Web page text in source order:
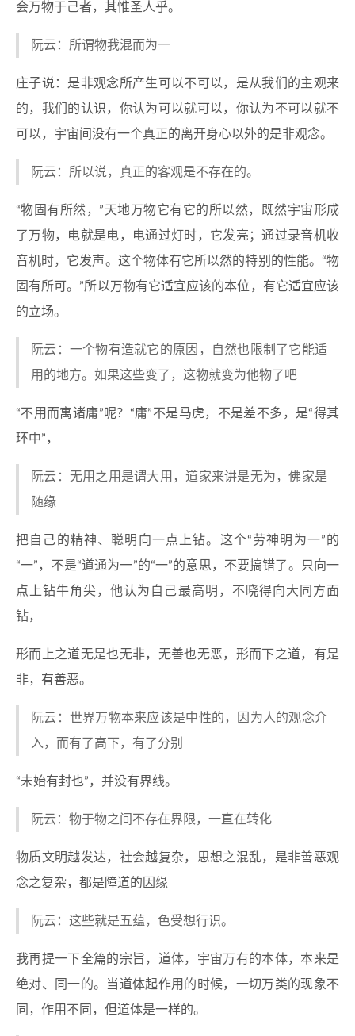
会万物于己者，其惟圣人乎。
阮云：所谓物我混而为一
庄子说：是非观念所产生可以不可以，是从我们的主观来
的，我们的认识，你认为可以就可以，你认为不可以就不
可以，宇宙间没有一个真正的离开身心以外的是非观念。
阮云：所以说，真正的客观是不存在的。
“物固有所然，”天地万物它有它的所以然，既然宇宙形成
了万物，电就是电，电通过灯时，它发亮；通过录音机收
音机时，它发声。这个物体有它所以然的特别的性能。“物
固有所可。”所以万物有它适宜应该的本位，有它适宜应该
的立场。
阮云：一个物有造就它的原因，自然也限制了它能适
用的地方。如果这些变了，这物就变为他物了吧
“不用而寓诸庸”呢？“庸”不是马虎，不是差不多，是“得其
环中”，
阮云：无用之用是谓大用，道家来讲是无为，佛家是
随缘
把自己的精神、聪明向一点上钻。这个“劳神明为一”的
“一”，不是“道通为一”的“一”的意思，不要搞错了。只向一
点上钻牛角尖，他认为自己最高明，不晓得向大同方面
钻，
形而上之道无是也无非，无善也无恶，形而下之道，有是
非，有善恶。
阮云：世界万物本来应该是中性的，因为人的观念介
入，而有了高下，有了分别
“未始有封也”，并没有界线。
阮云：物于物之间不存在界限，一直在转化
物质文明越发达，社会越复杂，思想之混乱，是非善恶观
念之复杂，都是障道的因缘
阮云：这些就是五蕴，色受想行识。
我再提一下全篇的宗旨，道体，宇宙万有的本体，本来是
绝对、同一的。当道体起作用的时候，一切万类的现象不
同，作用不同，但道体是一样的。